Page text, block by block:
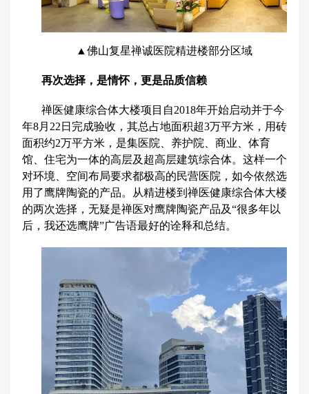
▲佛山复星禅诚医院精进楼部分区域
再次选择，是情怀，更是品质信赖
禅医健康综合体大楼项目自2018年开始启动并于今
年8月22日完成验收，其总占地面积超3万平方米，用砖
面积约2万平方米，是集医院、养护院、商业、体育
馆、住宅为一体的高层及超高层建筑综合体。这样一个
对环境、空间布局要求都极高的民营医院，如今依然选
用了鹰牌陶瓷的产品。从精进楼到禅医健康综合体大楼
的两次选择，无疑是禅医对鹰牌陶瓷产品及“很多年以
后，我还选鹰牌”广告语最好的诠释和总结。